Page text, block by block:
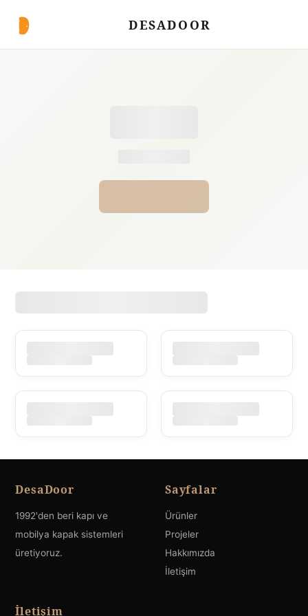
DESADOOR
DesaDoor
1992'den beri kapı ve
mobilya kapak sistemleri
üretiyoruz.
Sayfalar
Ürünler
Projeler
Hakkımızda
İletişim
İletişim